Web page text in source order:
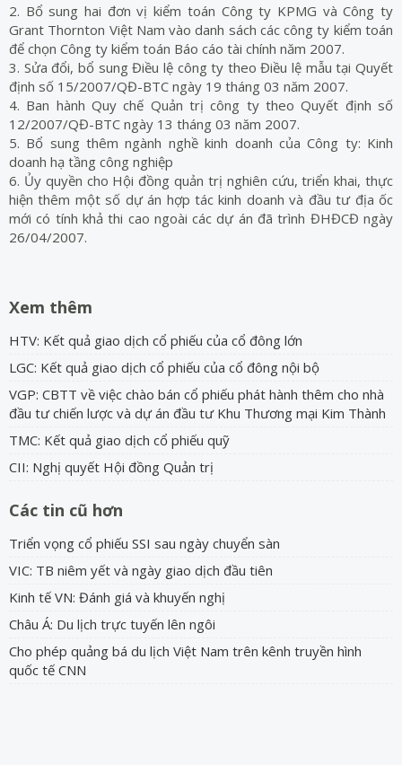
2. Bổ sung hai đơn vị kiểm toán Công ty KPMG và Công ty
Grant Thornton Việt Nam vào danh sách các công ty kiểm toán
để chọn Công ty kiểm toán Báo cáo tài chính năm 2007.
3. Sửa đổi, bổ sung Điều lệ công ty theo Điều lệ mẫu tại Quyết
định số 15/2007/QĐ-BTC ngày 19 tháng 03 năm 2007.
4. Ban hành Quy chế Quản trị công ty theo Quyết định số
12/2007/QĐ-BTC ngày 13 tháng 03 năm 2007.
5. Bổ sung thêm ngành nghề kinh doanh của Công ty: Kinh
doanh hạ tầng công nghiệp
6. Ủy quyền cho Hội đồng quản trị nghiên cứu, triển khai, thực
hiện thêm một số dự án hợp tác kinh doanh và đầu tư địa ốc
mới có tính khả thi cao ngoài các dự án đã trình ĐHĐCĐ ngày
26/04/2007.
Xem thêm
HTV: Kết quả giao dịch cổ phiếu của cổ đông lớn
LGC: Kết quả giao dịch cổ phiếu của cổ đông nội bộ
VGP: CBTT về việc chào bán cổ phiếu phát hành thêm cho nhà
đầu tư chiến lược và dự án đầu tư Khu Thương mại Kim Thành
TMC: Kết quả giao dịch cổ phiếu quỹ
CII: Nghị quyết Hội đồng Quản trị
Các tin cũ hơn
Triển vọng cổ phiếu SSI sau ngày chuyển sàn
VIC: TB niêm yết và ngày giao dịch đầu tiên
Kinh tế VN: Đánh giá và khuyến nghị
Châu Á: Du lịch trực tuyến lên ngôi
Cho phép quảng bá du lịch Việt Nam trên kênh truyền hình
quốc tế CNN